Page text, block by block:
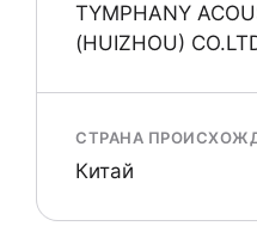
TYMPHANY
(HUIZHOU)
СТРАНА
Китай